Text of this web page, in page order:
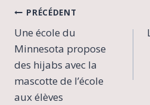
Navigation
de
l’article
PRÉCÉDENT
Une école du
Minnesota propose
des hijabs avec la
mascotte de l’école
aux élèves